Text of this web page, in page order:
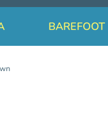
BAREFOOT